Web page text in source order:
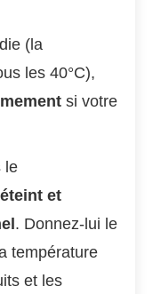
(la
les 40°C),
si votre
le
et
. Donnez-lui le
température
et les